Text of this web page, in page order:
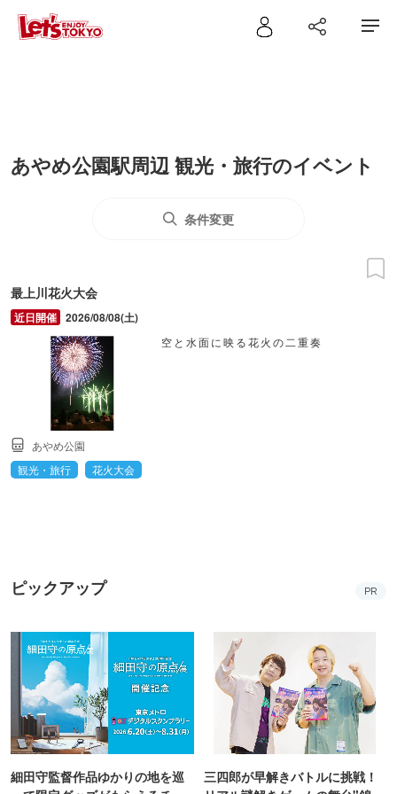
あやめ公園駅周辺 観光・旅行のイベント
条件変更
最上川花火大会
2026/08/08(土)
空と水面に映る花火の二重奏
あやめ公園
観光・旅行
花火大会
ピックアップ PR
細田守監督作品ゆかりの地を巡
三四郎が早解きバトルに挑戦！